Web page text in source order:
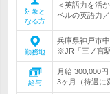
対象と
なる方
＜英語力を活
ベルの英語力
勤務地
兵庫県神戸市
※JR「三ノ宮
給与
月給 300,000
3ヶ月（待遇に